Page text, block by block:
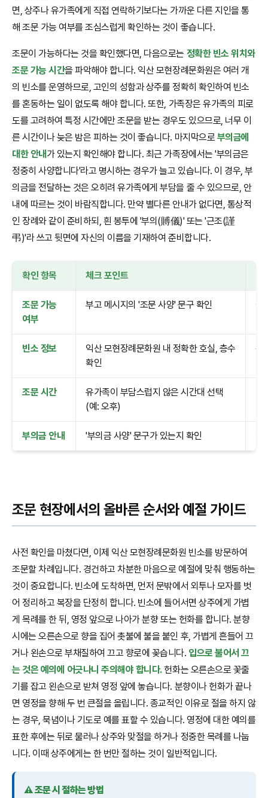
면, 상주나 유가족에게 직접 연락하기보다는 가까운 다른 지인을 통
해 조문 가능 여부를 조심스럽게 확인하는 것이 좋습니다.
조문이 가능하다는 것을 확인했다면, 다음으로는 정확한 빈소 위치와
조문 가능 시간을 파악해야 합니다. 익산 모현장례문화원은 여러 개
의 빈소를 운영하므로, 고인의 성함과 상주를 정확히 확인하여 빈소
를 혼동하는 일이 없도록 해야 합니다. 또한, 가족장은 유가족의 피로
도를 고려하여 특정 시간에만 조문을 받는 경우도 있으므로, 너무 이
른 시간이나 늦은 밤은 피하는 것이 좋습니다. 마지막으로 부의금에
대한 안내가 있는지 확인해야 합니다. 최근 가족장에서는 '부의금은
정중히 사양합니다'라고 명시하는 경우가 늘고 있습니다. 이 경우, 부
의금을 전달하는 것은 오히려 유가족에게 부담을 줄 수 있으므로, 안
내에 따르는 것이 바람직합니다. 만약 별다른 안내가 없다면, 통상적
인 장례와 같이 준비하되, 흰 봉투에 '부의(賻儀)' 또는 '근조(謹
弔)'라 쓰고 뒷면에 자신의 이름을 기재하여 준비합니다.
확인 항목 체크 포인트
조문 가능
여부
부고 메시지의 '조문 사양' 문구 확인
애
빈소 정보
익산 모현장례문화원 내 정확한 호실, 층수
확인
동
조문 시간
유가족이 부담스럽지 않은 시간대 선택
(예: 오후)
부의금 안내 '부의금 사양' 문구가 있는지 확인
조문 현장에서의 올바른 순서와 예절 가이드
사전 확인을 마쳤다면, 이제 익산 모현장례문화원 빈소를 방문하여
조문할 차례입니다. 경건하고 차분한 마음으로 예절에 맞춰 행동하는
것이 중요합니다. 빈소에 도착하면, 먼저 문밖에서 외투나 모자를 벗
어 정리하고 복장을 단정히 합니다. 빈소에 들어서면 상주에게 가볍
게 목례를 한 뒤, 영정 앞으로 나아가 분향 또는 헌화를 합니다. 분향
시에는 오른손으로 향을 집어 촛불에 불을 붙인 후, 가볍게 흔들어 끄
거나 왼손으로 부채질하여 끄고 향로에 꽂습니다. 입으로 불어서 끄
는 것은 예의에 어긋나니 주의해야 합니다.헌화는 오른손으로 꽃줄
기를 잡고 왼손으로 받쳐 영정 앞에 놓습니다. 분향이나 헌화가 끝나
면 영정을 향해 두 번 큰절을 올립니다. 종교적인 이유로 절을 하지 않
는 경우, 묵념이나 기도로 예를 표할 수 있습니다. 영정에 대한 예의를
표한 후에는 뒤로 물러나 상주와 맞절을 하거나 정중한 목례를 나눕
니다. 이때 상주에게는 한 번만 절하는 것이 일반적입니다.
⚠️ 조문 시 절하는 방법